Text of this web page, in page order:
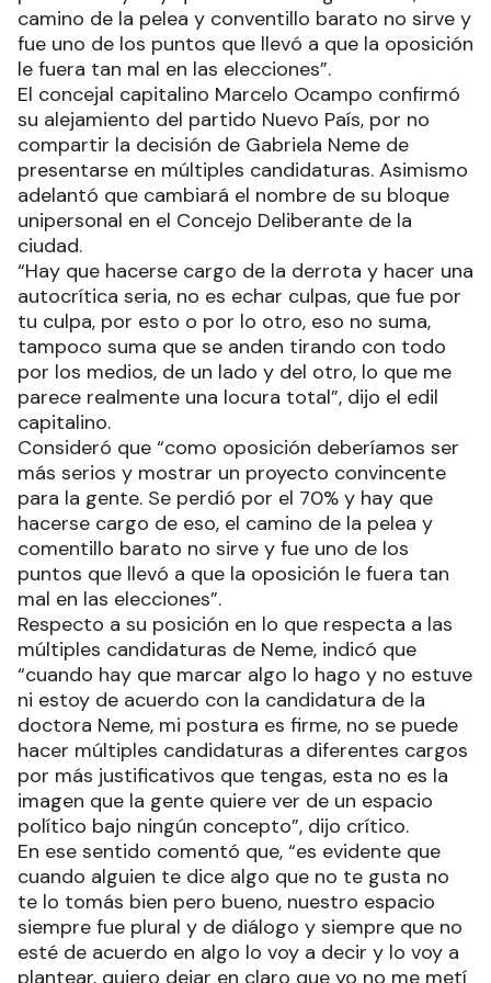
camino de la pelea y conventillo barato no sirve y
fue uno de los puntos que llevó a que la oposición
le fuera tan mal en las elecciones”.
El concejal capitalino Marcelo Ocampo confirmó
su alejamiento del partido Nuevo País, por no
compartir la decisión de Gabriela Neme de
presentarse en múltiples candidaturas. Asimismo
adelantó que cambiará el nombre de su bloque
unipersonal en el Concejo Deliberante de la
ciudad.
“Hay que hacerse cargo de la derrota y hacer una
autocrítica seria, no es echar culpas, que fue por
tu culpa, por esto o por lo otro, eso no suma,
tampoco suma que se anden tirando con todo
por los medios, de un lado y del otro, lo que me
parece realmente una locura total”, dijo el edil
capitalino.
Consideró que “como oposición deberíamos ser
más serios y mostrar un proyecto convincente
para la gente. Se perdió por el 70% y hay que
hacerse cargo de eso, el camino de la pelea y
comentillo barato no sirve y fue uno de los
puntos que llevó a que la oposición le fuera tan
mal en las elecciones”.
Respecto a su posición en lo que respecta a las
múltiples candidaturas de Neme, indicó que
“cuando hay que marcar algo lo hago y no estuve
ni estoy de acuerdo con la candidatura de la
doctora Neme, mi postura es firme, no se puede
hacer múltiples candidaturas a diferentes cargos
por más justificativos que tengas, esta no es la
imagen que la gente quiere ver de un espacio
político bajo ningún concepto”, dijo crítico.
En ese sentido comentó que, “es evidente que
cuando alguien te dice algo que no te gusta no
te lo tomás bien pero bueno, nuestro espacio
siempre fue plural y de diálogo y siempre que no
esté de acuerdo en algo lo voy a decir y lo voy a
plantear, quiero dejar en claro que yo no me metí